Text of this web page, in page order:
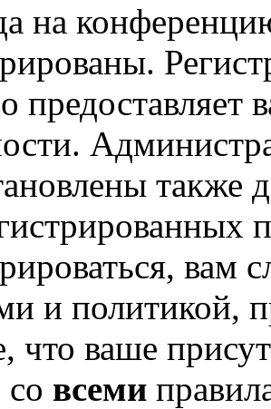
на
предоставляет
также
вам
и политикой,
что ваше
со всеми